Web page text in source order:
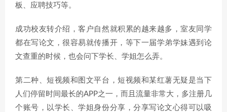
板、应聘技巧等。
成功校友转介绍，客户自然就积累的越来越多，室友同学
都在写论文，很容易就传播开，等下一届学弟学妹遇到论
文查重的时候，也会问下学长、学姐怎么弄。
第二种、短视频和图文平台，短视频和某红薯无疑是当下
人们停留时间最长的APP之一，而且流量非常大，多注册几
个账号，以学长、学姐身份分享，分享写论文心得可以吸